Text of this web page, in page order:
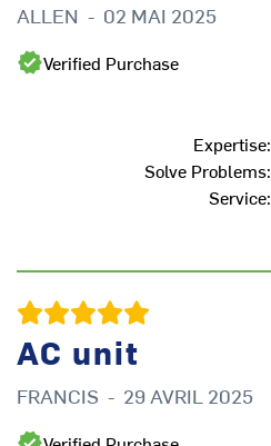
ALLEN - 02 MAI 2025
Verified Purchase
Expertise:
Solve Problems:
Service:
AC unit
FRANCIS - 29 AVRIL 2025